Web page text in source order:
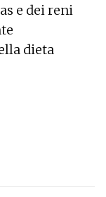
e dei reni
dieta